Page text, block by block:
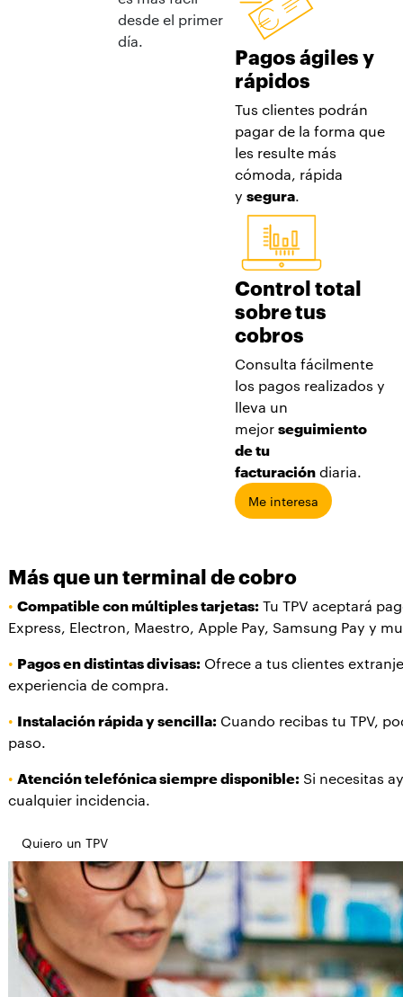
desde el primer
día.
Pagos ágiles y
rápidos
Tus clientes podrán
pagar de la forma que
les resulte más
cómoda, rápida
ysegura.
Control total
sobre tus
cobros
Consulta fácilmente
los pagos realizados y
lleva un
mejorseguimiento
de tu
facturación diaria.
Me interesa
Más que un terminal de cobro
• Compatible con múltiples tarjetas:Tu TPV aceptará
Express, Electron, Maestro, Apple Pay, Samsung Pay y
• Pagos en distintas divisas:Ofrece a tus clientes
experiencia de compra.
• Instalación rápida y sencilla:Cuando recibas tu TPV,
paso.
• Atención telefónica siempre disponible:Si necesitas
cualquier incidencia.
Quiero un TPV